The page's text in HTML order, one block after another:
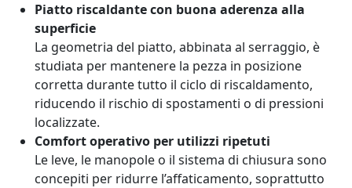
Piatto riscaldante con buona aderenza alla
superficie
La geometria del piatto, abbinata al serraggio, è
studiata per mantenere la pezza in posizione
corretta durante tutto il ciclo di riscaldamento,
riducendo il rischio di spostamenti o di pressioni
localizzate.
Comfort operativo per utilizzi ripetuti
Le leve, le manopole o il sistema di chiusura sono
concepiti per ridurre l’affaticamento, soprattutto